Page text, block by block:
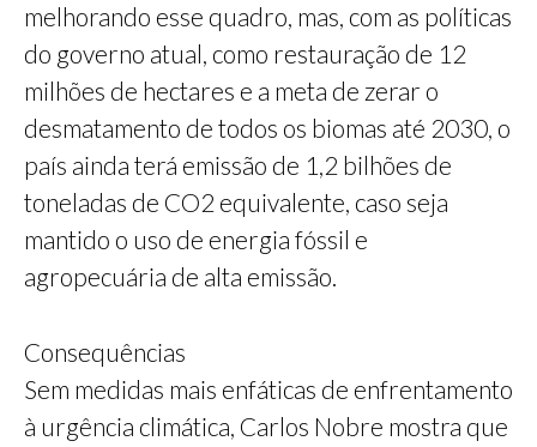
melhorando esse quadro, mas, com as políticas
do governo atual, como restauração de 12
milhões de hectares e a meta de zerar o
desmatamento de todos os biomas até 2030, o
país ainda terá emissão de 1,2 bilhões de
toneladas de CO2 equivalente, caso seja
mantido o uso de energia fóssil e
agropecuária de alta emissão.
Consequências
Sem medidas mais enfáticas de enfrentamento
à urgência climática, Carlos Nobre mostra que